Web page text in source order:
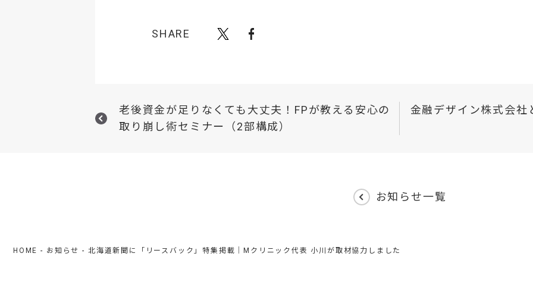
SHARE
老後資金が足りなくても大丈夫！FPが教える安心の
取り崩し術セミナー（2部構成）
金融デザイン株式会社
お知らせ一覧
HOME お知らせ 北海道新聞に「リースバック」特集掲載｜Mクリニック代表 小川が取材協力しました